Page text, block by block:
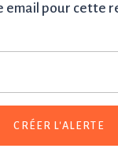
email pour cette
CRÉER L'ALERTE